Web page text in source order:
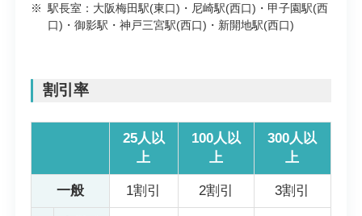
※ 駅長室：大阪梅田駅(東口)・尼崎駅(西口)・甲子園駅(西
口)・御影駅・神戸三宮駅(西口)・新開地駅(西口)
割引率
25人以
上
100人以
上
300人以
上
一般 1割引 2割引 3割引